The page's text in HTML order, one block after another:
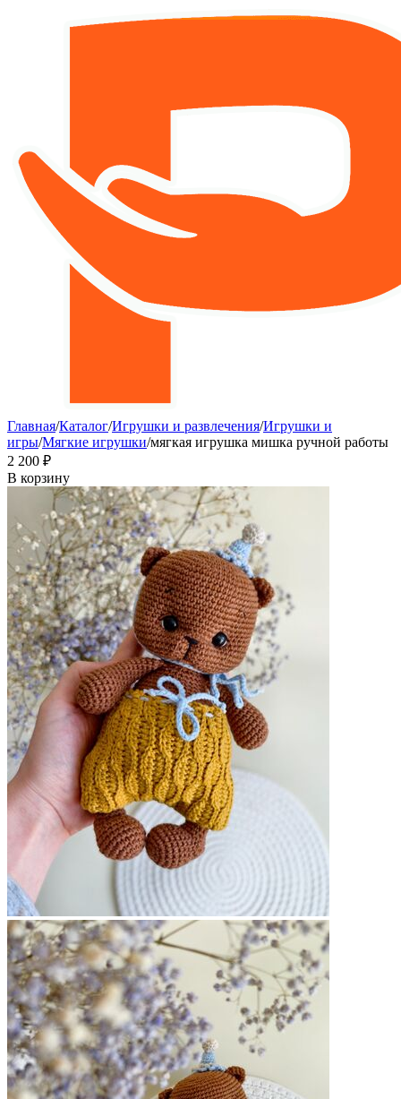
Главная/Каталог/Игрушки и развлечения/Игрушки и
игры/Мягкие игрушки/мягкая игрушка мишка ручной работы
2 200 ₽
В корзину